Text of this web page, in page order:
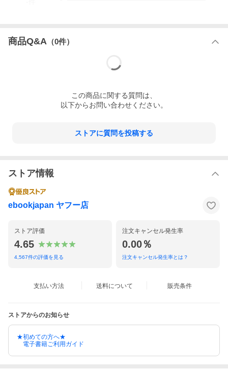
商品Q&A （0件）
この商品に関する質問は、
以下からお問い合わせください。
ストアに質問を投稿する
ストア情報
ebookjapan ヤフー店
ストア評価
4.65
4,567件の評価を見る
注文キャンセル発生率
0.00％
注文キャンセル発生率とは？
支払い方法 送料について 販売条件
ストアからのお知らせ
★初めての方へ★
電子書籍ご利用ガイド